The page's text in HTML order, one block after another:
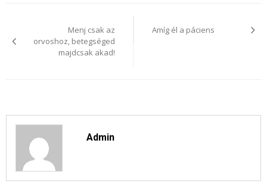
Menj csak az
orvoshoz, betegséged
majdcsak akad!
Amíg él a páciens
Admin